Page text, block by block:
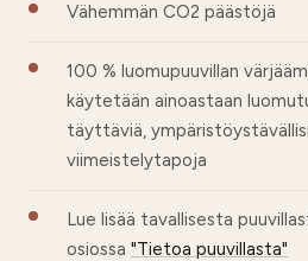
Vähemmän CO2 päästöjä
100 % luomupuuvillan
käytetään ainoastaan
täyttäviä,
viimeistelytapoja
Lue lisää tavallisesta
osiossa "Tietoa puuvillasta"